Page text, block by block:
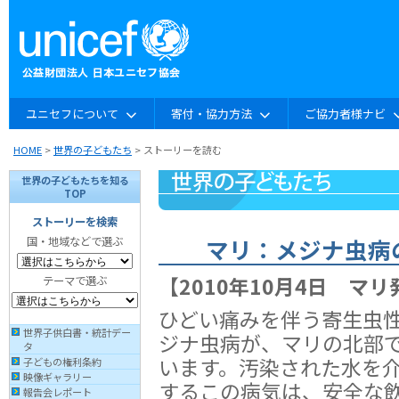
ユニセフについて 寄付・協力方法 ご協力者様ナビ
HOME >世界の子どもたち > ストーリーを読む
世界の子どもたちを知る
TOP
ストーリーを検索
国・地域などで選ぶ
テーマで選ぶ
世界子供白書・統計デー
タ
子どもの権利条約
映像ギャラリー
報告会レポート
マリ：メジナ虫
【2010年10月4日 マリ
ひどい痛みを伴う寄生虫
ジナ虫病が、マリの北部
います。汚染された水を
するこの病気は、安全な